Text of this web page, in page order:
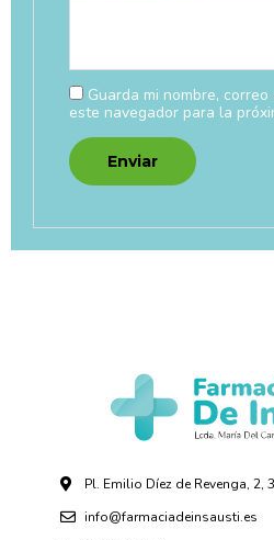
Guarda mi nombre,
este navegador para la
Pl. Emilio Díez de Revenga, 2,
info@farmaciadeinsausti.es